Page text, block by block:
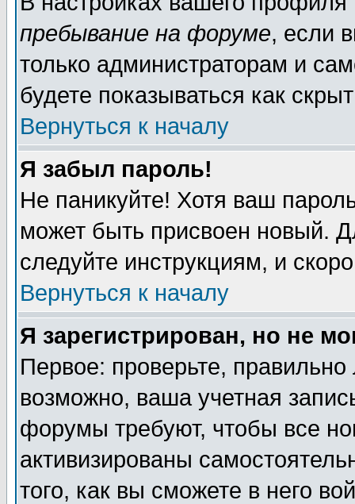
пребывание на форуме, если
только администраторам и
будете показываться как
Вернуться к началу
Я забыл пароль!
Не паникуйте! Хотя ваш
может быть присвоен новый.
следуйте инструкциям, и
Вернуться к началу
Я зарегистрирован, но не
Первое: проверьте,
возможно, ваша учетная
форумы требуют, чтобы все
активизированы
того, как вы сможете в него